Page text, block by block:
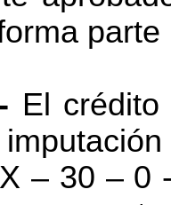
parte
El
– 30 – 0